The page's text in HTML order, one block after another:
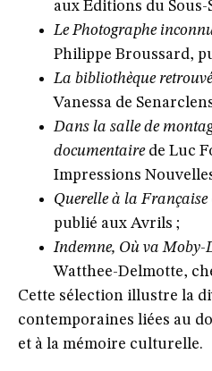
aux Éditions du Sous-
Le Photographe
Philippe Broussard,
La bibliothèque
Vanessa de
Dans la salle de
documentairede Luc
Impressions
Querelle à la Française
publié aux Avrils ;
Indemne, Où va Moby-
Watthee-Delmotte,
Cette sélection illustre la
contemporaines liées au
et à la mémoire culturelle.